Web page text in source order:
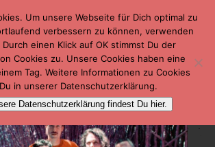
Um unsere Webseite für Dich optimal zu
verbessern zu können, verwenden
einen Klick auf OK stimmst Du der
Cookies zu. Unsere Cookies haben eine
Tag. Weitere Informationen zu Cookies
in unserer Datenschutzerklärung.
Datenschutzerklärung findest Du hier.